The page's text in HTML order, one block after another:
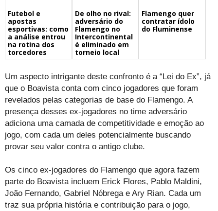
Futebol e
apostas
esportivas: como
a análise entrou
na rotina dos
torcedores
De olho no rival:
adversário do
Flamengo no
Intercontinental
é eliminado em
torneio local
Flamengo quer
contratar ídolo
do Fluminense
Um aspecto intrigante deste confronto é a “Lei do Ex”, já
que o Boavista conta com cinco jogadores que foram
revelados pelas categorias de base do Flamengo. A
presença desses ex-jogadores no time adversário
adiciona uma camada de competitividade e emoção ao
jogo, com cada um deles potencialmente buscando
provar seu valor contra o antigo clube.
Os cinco ex-jogadores do Flamengo que agora fazem
parte do Boavista incluem Erick Flores, Pablo Maldini,
João Fernando, Gabriel Nóbrega e Ary Rian. Cada um
traz sua própria história e contribuição para o jogo,